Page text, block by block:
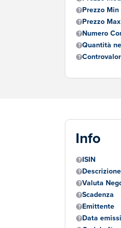
Prezzo Min
Prezzo Max
Numero
Quantità
Info
ISIN
Descrizione
Valuta
Scadenza
Emittente
Data